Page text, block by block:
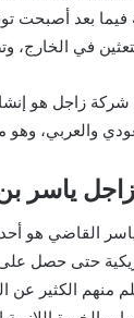
في
شركة زاجل هو
والعربي،
ياسر بن
القاضي هو أحد
حتى حصل
منهم الكثير